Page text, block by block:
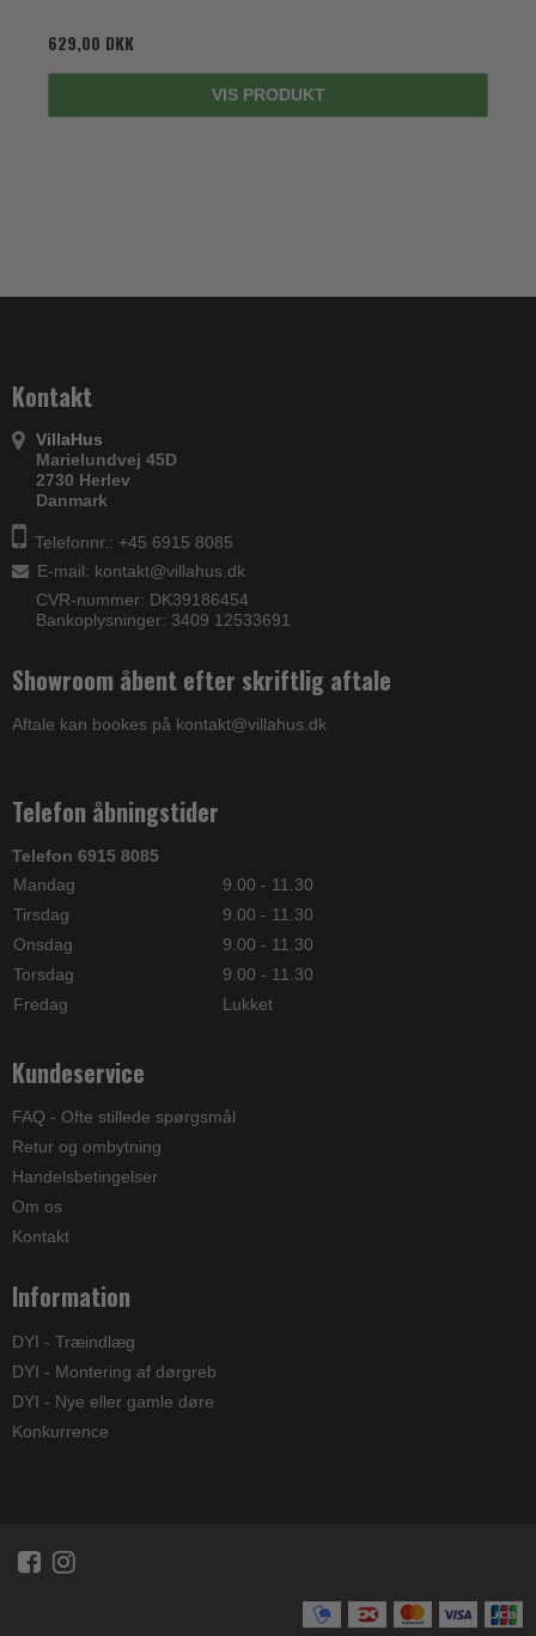
629,00 DKK
VIS PRODUKT
Kontakt
VillaHus
Marielundvej 45D
2730 Herlev
Danmark
Telefonnr.: +45 6915 8085
E-mail: kontakt@villahus.dk
CVR-nummer: DK39186454
Bankoplysninger: 3409 12533691
Showroom åbent efter skriftlig aftale
Aftale kan bookes på kontakt@villahus.dk
Telefon åbningstider
Telefon 6915 8085
Mandag
9.00 - 11.30
Tirsdag
9.00 - 11.30
Onsdag
9.00 - 11.30
Torsdag
9.00 - 11.30
Fredag
Lukket
Kundeservice
FAQ - Ofte stillede spørgsmål
Retur og ombytning
Handelsbetingelser
Om os
Kontakt
Information
DYI - Træindlæg
DYI - Montering af dørgreb
DYI - Nye eller gamle døre
Konkurrence